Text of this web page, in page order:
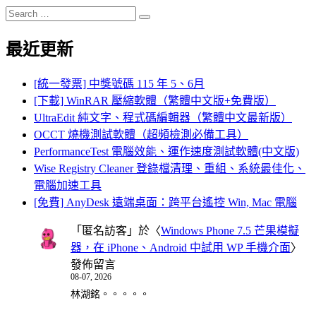
Search
for:
Search
最近更新
[統一發票] 中獎號碼 115 年 5、6月
[下載] WinRAR 壓縮軟體（繁體中文版+免費版）
UltraEdit 純文字、程式碼編輯器（繁體中文最新版）
OCCT 燒機測試軟體（超頻檢測必備工具）
PerformanceTest 電腦效能、運作速度測試軟體(中文版)
Wise Registry Cleaner 登錄檔清理、重組、系統最佳化、
電腦加速工具
[免費] AnyDesk 遠端桌面：跨平台遙控 Win, Mac 電腦
「 匿名訪客 」於〈Windows Phone 7.5 芒果模擬
器，在 iPhone、Android 中試用 WP 手機介面〉
發佈留言
08-07, 2026
林湖銘。。。。。